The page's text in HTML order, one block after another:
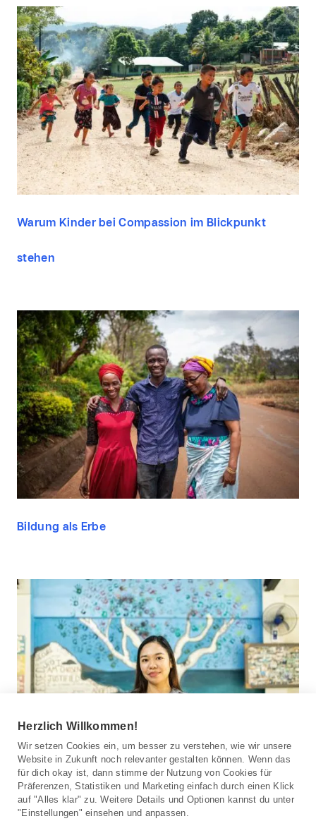
Warum Kinder bei Compassion im Blickpunkt
stehen
Bildung als Erbe
Beharrlichkeit siegt
Herzlich Willkommen!
Wir setzen Cookies ein, um besser zu verstehen, wie wir unsere
Website in Zukunft noch relevanter gestalten können. Wenn das
für dich okay ist, dann stimme der Nutzung von Cookies für
Präferenzen, Statistiken und Marketing einfach durch einen Klick
auf "Alles klar" zu. Weitere Details und Optionen kannst du unter
"Einstellungen" einsehen und anpassen.